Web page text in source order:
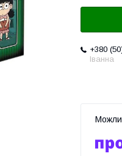
+380
Іванна